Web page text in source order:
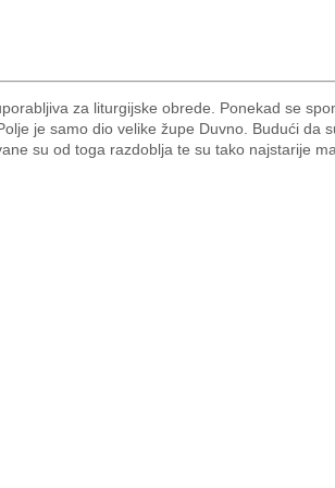
za liturgijske obrede. Ponekad se
je samo dio velike župe Duvno. Budući da
su od toga razdoblja te su tako najstarije